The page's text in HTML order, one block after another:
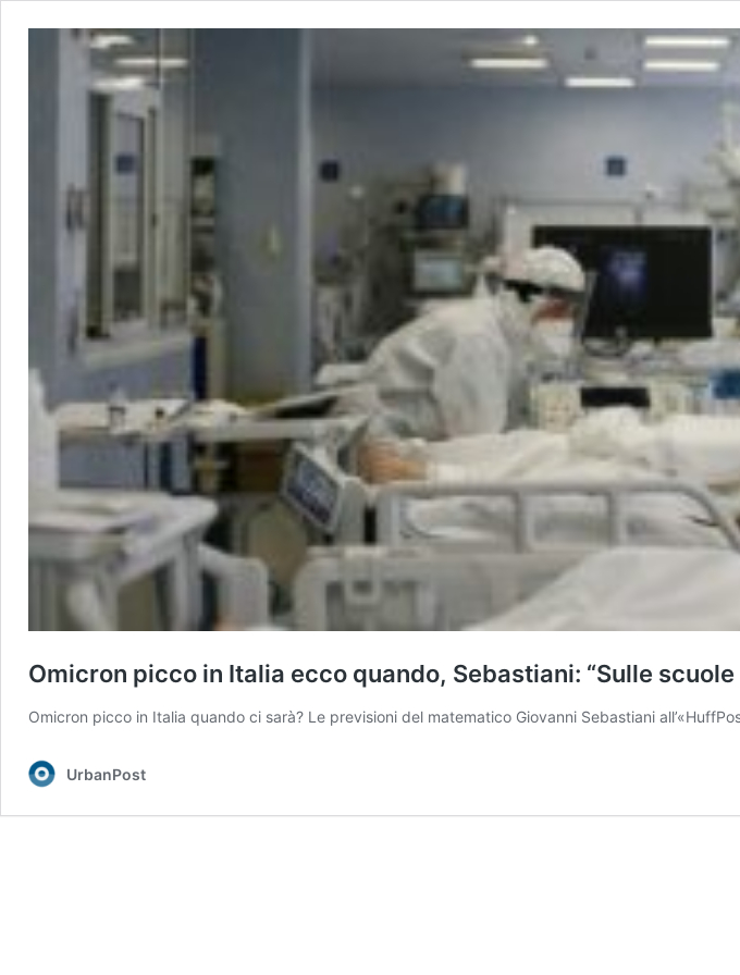
Omicron picco in Italia ecco quando, Sebastiani: “Sulle
Omicron picco in Italia quando ci sarà? Le previsioni del matematico Giovanni Sebastiani
UrbanPost